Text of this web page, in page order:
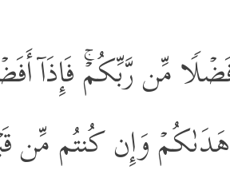
مِّن رَّبِّكُمۡۚ فَإِذَاۤ
وَإِن كُنتُم مِّن